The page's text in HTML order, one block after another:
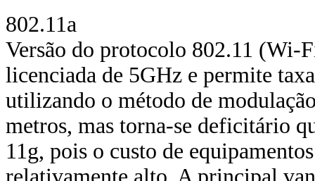
802.11a
Versão do protocolo 802.11 (Wi-
licenciada de 5GHz e permite
utilizando o método de
metros, mas torna-se deficitário
11g, pois o custo de